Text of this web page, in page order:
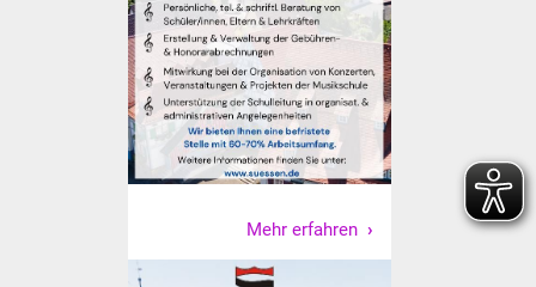
Migration und Integration
Freundeskreis Asyl
Ukraine-Hilfe
Wohnen
Bauen in Süßen
Mehr erfahren